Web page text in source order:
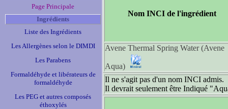
Page Principale
Ingrédients
Liste des Ingrédients
Les Allergènes selon le DIMDI
Les Parabens
Formaldéhyde et libérateurs de
formaldéhyde
Les PEG et autres composés
éthoxylés
Nom INCI de l'ingrédient
Avene Thermal Spring Water (Avene
Aqua)
Il ne s'agit pas d'un nom INCI admis.
Il devrait seulement être Indiqué